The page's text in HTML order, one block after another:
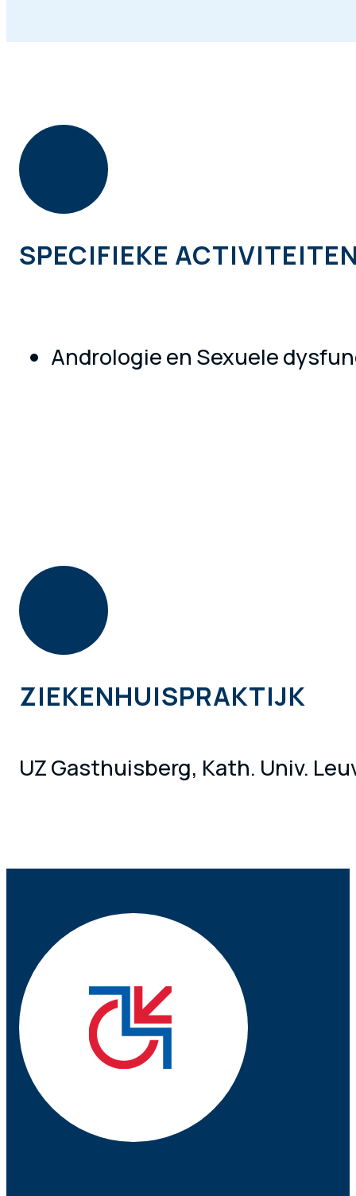
SPECIFIEKE
Andrologie en Sexuele
ZIEKENHUISPRAKTIJK
UZ Gasthuisberg, Kath. Univ.